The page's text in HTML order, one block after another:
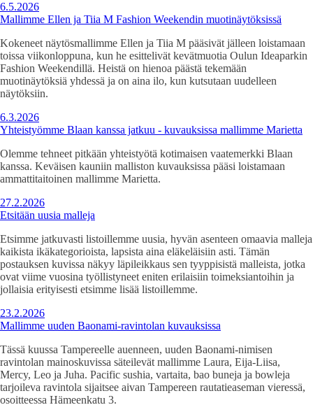
6.5.2026
Mallimme Ellen ja Tiia M Fashion Weekendin muotinäytöksissä
Kokeneet näytösmallimme Ellen ja Tiia M pääsivät jälleen loistamaan
toissa viikonloppuna, kun he esittelivät kevätmuotia Oulun Ideaparkin
Fashion Weekendillä. Heistä on hienoa päästä tekemään
muotinäytöksiä yhdessä ja on aina ilo, kun kutsutaan uudelleen
näytöksiin.
6.3.2026
Yhteistyömme Blaan kanssa jatkuu - kuvauksissa mallimme Marietta
Olemme tehneet pitkään yhteistyötä kotimaisen vaatemerkki Blaan
kanssa. Keväisen kauniin malliston kuvauksissa pääsi loistamaan
ammattitaitoinen mallimme Marietta.
27.2.2026
Etsitään uusia malleja
Etsimme jatkuvasti listoillemme uusia, hyvän asenteen omaavia malleja
kaikista ikäkategorioista, lapsista aina eläkeläisiin asti. Tämän
postauksen kuvissa näkyy läpileikkaus sen tyyppisistä malleista, jotka
ovat viime vuosina työllistyneet eniten erilaisiin toimeksiantoihin ja
jollaisia erityisesti etsimme lisää listoillemme.
23.2.2026
Mallimme uuden Baonami-ravintolan kuvauksissa
Tässä kuussa Tampereelle auenneen, uuden Baonami-nimisen
ravintolan mainoskuvissa säteilevät mallimme Laura, Eija-Liisa,
Mercy, Leo ja Juha. Pacific sushia, vartaita, bao buneja ja bowleja
tarjoileva ravintola sijaitsee aivan Tampereen rautatieaseman vieressä,
osoitteessa Hämeenkatu 3.